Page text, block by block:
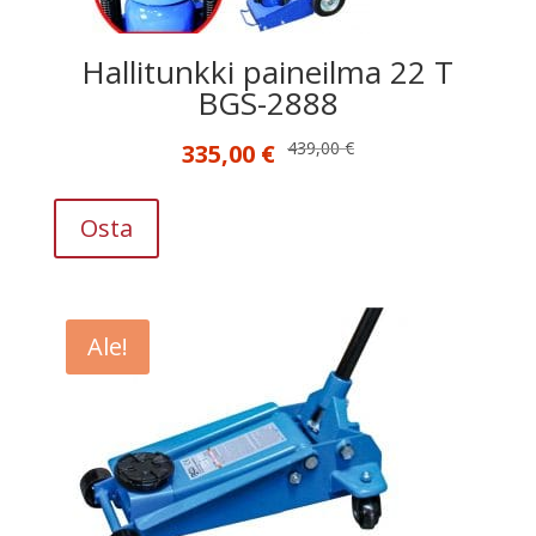
Hallitunkki paineilma 22 T
BGS-2888
439,00€
Alkuperäinen
335,00 €Nykyinen
Osta
Ale!